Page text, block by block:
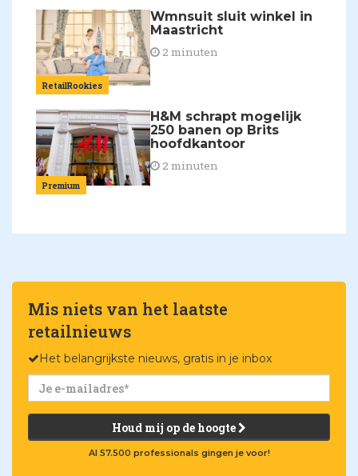
RetailRookies
Wmnsuit sluit winkel in
Maastricht
2 minuten
Premium
H&M schrapt mogelijk
250 banen op Brits
hoofdkantoor
2 minuten
Mis niets van het laatste
retailnieuws
Het belangrijkste nieuws, gratis in je inbox
Houd mij op de hoogte
Al 57.500 professionals gingen je voor!